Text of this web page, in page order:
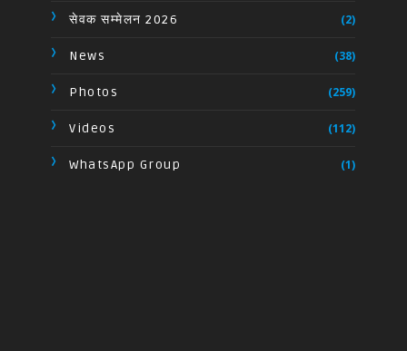
सेवक सम्मेलन 2026 (2)
News (38)
Photos (259)
Videos (112)
WhatsApp Group (1)